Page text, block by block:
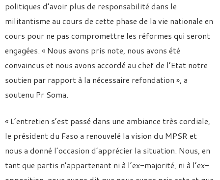
politiques d’avoir plus de responsabilité dans le
militantisme au cours de cette phase de la vie nationale en
cours pour ne pas compromettre les réformes qui seront
engagées. « Nous avons pris note, nous avons été
convaincus et nous avons accordé au chef de l’Etat notre
soutien par rapport à la nécessaire refondation », a
soutenu Pr Soma.
« L’entretien s’est passé dans une ambiance très cordiale,
le président du Faso a renouvelé la vision du MPSR et
nous a donné l’occasion d’apprécier la situation. Nous, en
tant que partis n’appartenant ni à l’ex-majorité, ni à l’ex-